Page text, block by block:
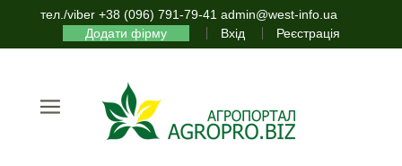
тел./viber +38 (096) 791-79-41 admin@west-info.ua
Додати фірму
Вхід Реєстрація